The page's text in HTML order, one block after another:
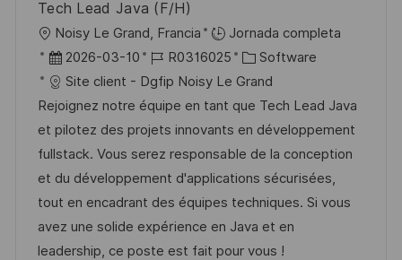
u
b
l
i
c
a
c
i
ó
n
l
e
o
í
a
Tech Lead Java (F/H)
U
b
c
a
c
i
ó
n
Noisy Le Grand, Francia
Jornada completa
F
e
c
h
a
d
e
p
u
2026-03-10
I
D
d
e
e
m
p
l
e
R0316025
C
a
t
e
g
o
r
í
a
Software
Site client - Dgfip Noisy Le Grand
Rejoignez notre équipe en tant que Tech Lead Java
et pilotez des projets innovants en développement
fullstack. Vous serez responsable de la conception
et du développement d'applications sécurisées,
tout en encadrant des équipes techniques. Si vous
avez une solide expérience en Java et en
leadership, ce poste est fait pour vous !